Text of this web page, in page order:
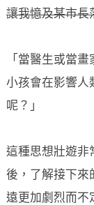
讓我憶及某市長
「當醫生或當
小孩會在影響人
呢？」
這種思想壯遊非
後，了解接下來
遠更加劇烈而不